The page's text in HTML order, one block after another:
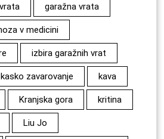
garažna vrata
v medicini
izbira garažnih vrat
kasko zavarovanje kava
Kranjska gora kritina
Liu Jo